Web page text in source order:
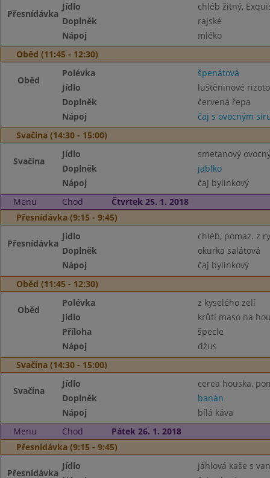
Přesnídávka
Jídlo
chléb žitný,
Doplněk
rajské
Nápoj
mléko
Oběd (11:45 - 12:30)
Oběd
Polévka
špenátová
Jídlo
luštěninové
Doplněk
červená řepa
Nápoj
čaj s ovocným
Svačina (14:30 - 15:00)
Svačina
Jídlo
smetanový
Doplněk
jablko
Nápoj
čaj bylinkový
Menu
Chod
Čtvrtek 25. 1. 2018
Přesnídávka (9:15 - 9:45)
Přesnídávka
Jídlo
chléb, pomaz. z
Doplněk
okurka salátová
Nápoj
čaj bylinkový
Oběd (11:45 - 12:30)
Oběd
Polévka
z kyselého zelí
Jídlo
krůtí maso na
Příloha
špecle
Nápoj
džus
Svačina (14:30 - 15:00)
Svačina
Jídlo
cerea houska,
Doplněk
banán
Nápoj
bílá káva
Menu
Chod
Pátek 26. 1. 2018
Přesnídávka (9:15 - 9:45)
Přesnídávka
Jídlo
jáhlová kaše s